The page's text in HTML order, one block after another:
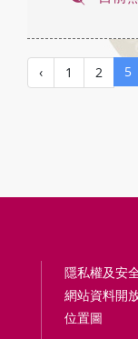
‹ 1 2 5
隱私權及安
網站資料開
位置圖